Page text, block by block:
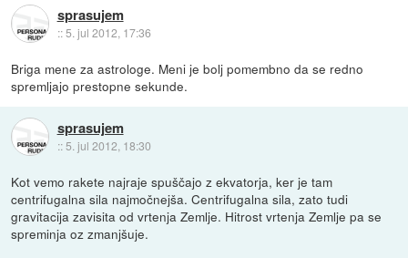
sprasujem
::5. jul 2012, 17:36
Briga mene za astrologe. Meni je bolj pomembno da se redno
spremljajo prestopne sekunde.
sprasujem
:: 5. jul 2012, 18:30
Kot vemo rakete najraje spuščajo z ekvatorja, ker je tam
centrifugalna sila najmočnejša. Centrifugalna sila, zato tudi
gravitacija zavisita od vrtenja Zemlje. Hitrost vrtenja Zemlje pa se
spreminja oz zmanjšuje.